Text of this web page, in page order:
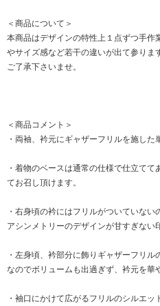
＜商品について＞
本商品はデザインの特性上１点ずつ手作
やサイズ感など若干の違いが出て参りま
ご了承下さいませ。
＜商品コメント＞
・両袖、衿元にギャザーフリルを施した
・着物のベースは通常の仕様で仕立て
てお召し頂けます。
・右身頃の衿にはフリルがついていない
アシンメトリーのデザインが甘すぎない
・左身頃、衿部分に飾りギャザーフリ
なのでボリュームも出過ぎず、衿元を華
・袖口にかけて広がるフリルのシルエ